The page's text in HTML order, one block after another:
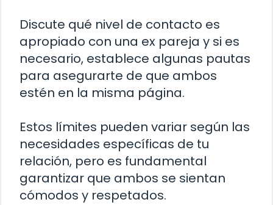
Discute qué nivel de contacto es
apropiado con una ex pareja y si es
necesario, establece algunas pautas
para asegurarte de que ambos
estén en la misma página.
Estos límites pueden variar según las
necesidades específicas de tu
relación, pero es fundamental
garantizar que ambos se sientan
cómodos y respetados.